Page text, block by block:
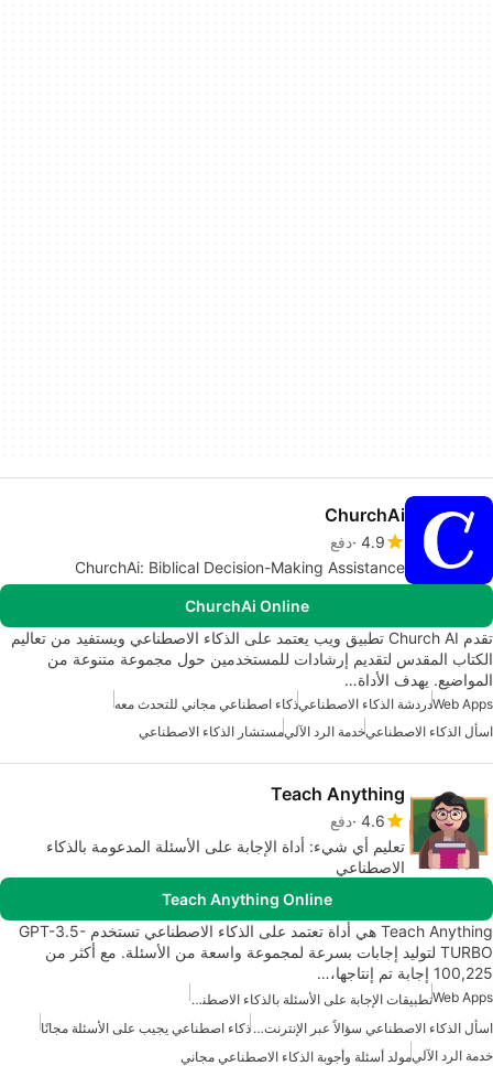
ChurchAi
4.9 دفع
ChurchAi: Biblical Decision-Making Assistance
ChurchAi Online
تقدم Church AI تطبيق ويب يعتمد على الذكاء الاصطناعي ويستفيد من تعاليم
الكتاب المقدس لتقديم إرشادات للمستخدمين حول مجموعة متنوعة من
المواضيع. يهدف الأداة…
Web Appsدردشة الذكاء الاصطناعيذكاء اصطناعي مجاني للتحدث معه
اسأل الذكاء الاصطناعيخدمة الرد الآليمستشار الذكاء الاصطناعي
Teach Anything
4.6 دفع
تعليم أي شيء: أداة الإجابة على الأسئلة المدعومة بالذكاء
الاصطناعي
Teach Anything Online
Teach Anything هي أداة تعتمد على الذكاء الاصطناعي تستخدم GPT-3.5-
TURBO لتوليد إجابات بسرعة لمجموعة واسعة من الأسئلة. مع أكثر من
100,225 إجابة تم إنتاجها،…
Web Apps
تطبيقات الإجابة على الأسئلة بالذكاء الاصطناعي
اسأل الذكاء الاصطناعي سؤالاً عبر الإنترنت مجانًا ذكاء اصطناعي يجيب على الأسئلة مجانًا
خدمة الرد الآليمولد أسئلة وأجوبة الذكاء الاصطناعي مجاني